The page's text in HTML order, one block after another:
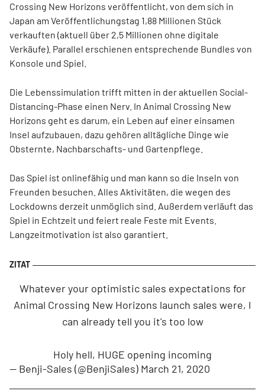
Crossing New Horizons veröffentlicht, von dem sich in
Japan am Veröffentlichungstag 1,88 Millionen Stück
verkauften (aktuell über 2,5 Millionen ohne digitale
Verkäufe). Parallel erschienen entsprechende Bundles von
Konsole und Spiel.
Die Lebenssimulation trifft mitten in der aktuellen Social-
Distancing-Phase einen Nerv. In Animal Crossing New
Horizons geht es darum, ein Leben auf einer einsamen
Insel aufzubauen, dazu gehören alltägliche Dinge wie
Obsternte, Nachbarschafts- und Gartenpflege.
Das Spiel ist onlinefähig und man kann so die Inseln von
Freunden besuchen. Alles Aktivitäten, die wegen des
Lockdowns derzeit unmöglich sind. Außerdem verläuft das
Spiel in Echtzeit und feiert reale Feste mit Events.
Langzeitmotivation ist also garantiert.
Whatever your optimistic sales expectations for
Animal Crossing New Horizons launch sales were, I
can already tell you it's too low
Holy hell, HUGE opening incoming
— Benji-Sales (@BenjiSales) March 21, 2020